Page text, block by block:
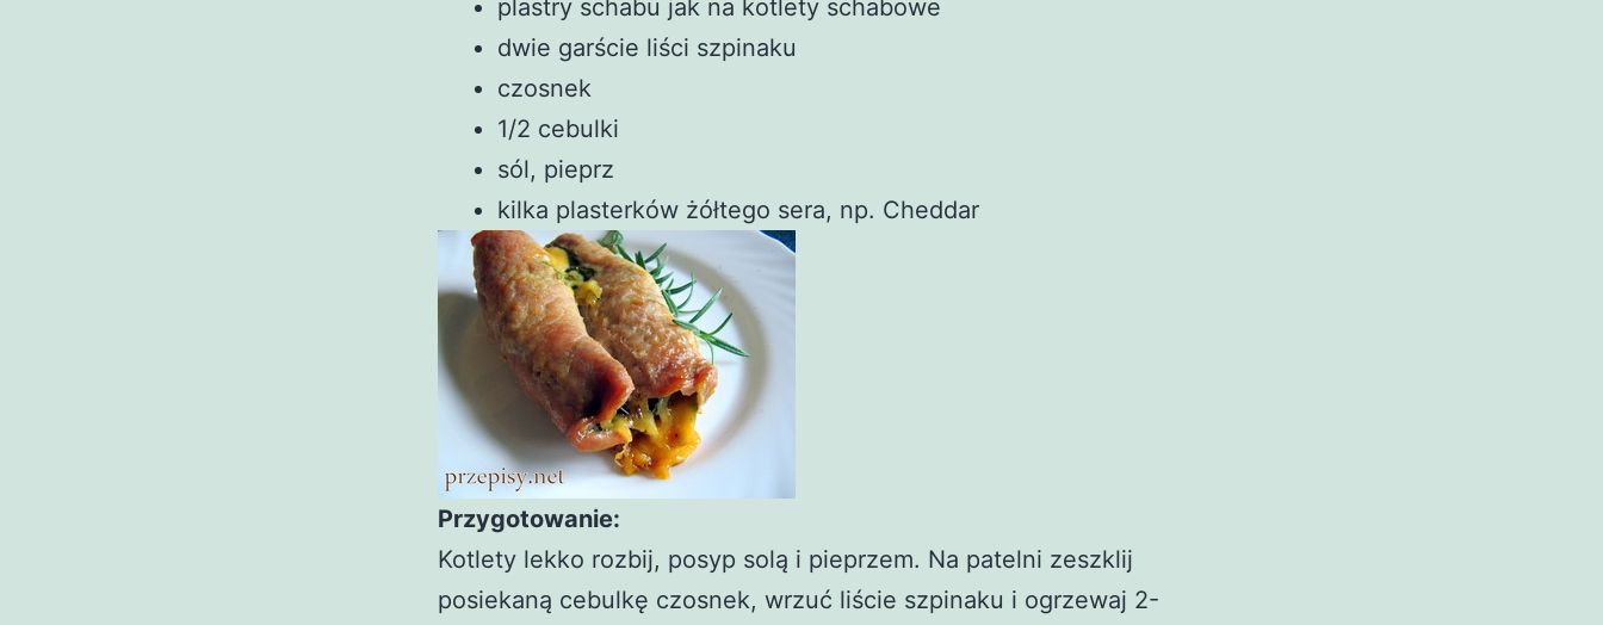
plastry schabu jak na kotlety schabowe
dwie garście liści szpinaku
czosnek
1/2 cebulki
sól, pieprz
kilka plasterków żółtego sera, np. Cheddar
Przygotowanie:
Kotlety lekko rozbij, posyp solą i pieprzem. Na patelni zeszklij
posiekaną cebulkę czosnek, wrzuć liście szpinaku i ogrzewaj 2-